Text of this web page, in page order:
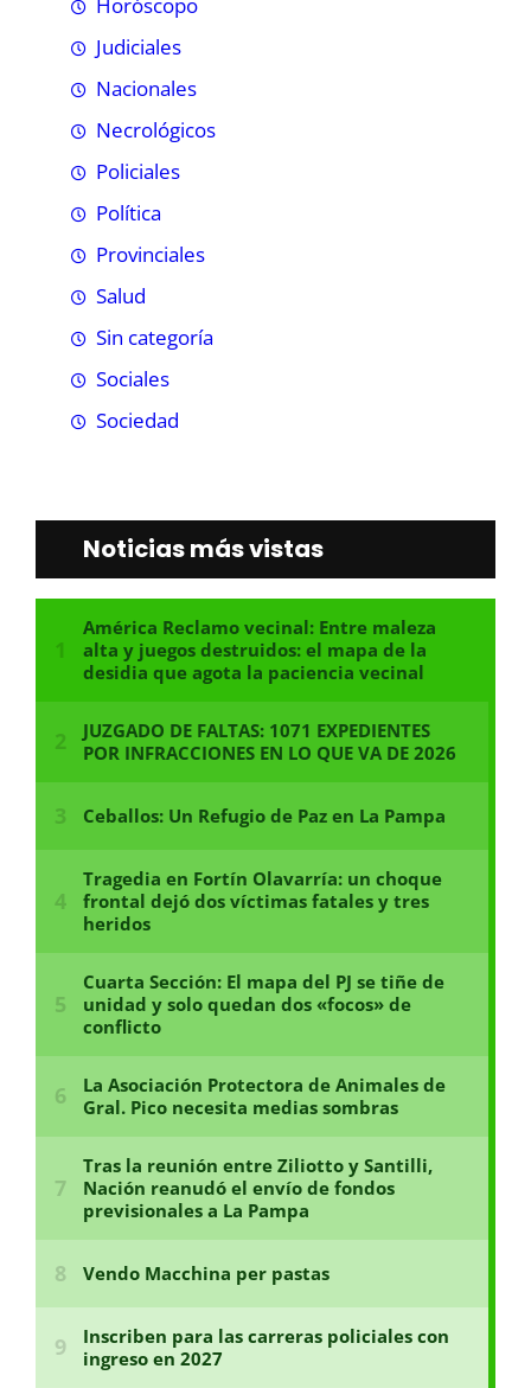
Judiciales
Nacionales
Necrológicos
Policiales
Política
Provinciales
Salud
Sin categoría
Sociales
Sociedad
Noticias más vistas